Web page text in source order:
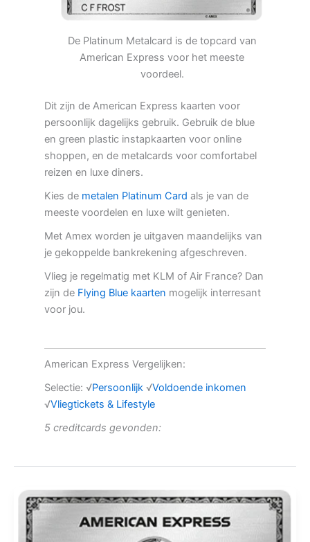
De Platinum Metalcard is de topcard van
American Express voor het meeste
voordeel.
Dit zijn de American Express kaarten voor
persoonlijk dagelijks gebruik. Gebruik de blue
en green plastic instapkaarten voor online
shoppen, en de metalcards voor comfortabel
reizen en luxe diners.
Kies de metalen Platinum Card als je van de
meeste voordelen en luxe wilt genieten.
Met Amex worden je uitgaven maandelijks van
je gekoppelde bankrekening afgeschreven.
Vlieg je regelmatig met KLM of Air France? Dan
zijn de Flying Blue kaarten mogelijk interresant
voor jou.
American Express Vergelijken:
Selectie: √Persoonlijk√Voldoende inkomen
√Vliegtickets & Lifestyle
5 creditcards gevonden: